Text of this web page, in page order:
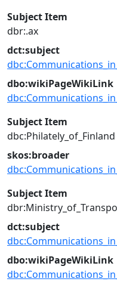
Subject Item
dbr:.ax
dct:subject
dbo:wikiPageWikiLink
Subject Item
dbc:Philately_of_Finland
skos:broader
Subject Item
dct:subject
dbo:wikiPageWikiLink